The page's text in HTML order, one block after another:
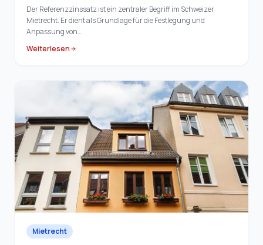
Der Referenzzinssatz ist ein zentraler Begriff im Schweizer
Mietrecht. Er dient als Grundlage für die Festlegung und
Anpassung von…
Weiterlesen
Mietrecht